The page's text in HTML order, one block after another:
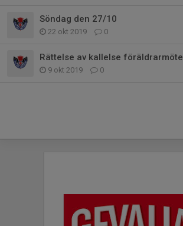
Söndag den 27/10
22 okt 2019 0
Rättelse av kallelse föräldrarmöte.
9 okt 2019 0